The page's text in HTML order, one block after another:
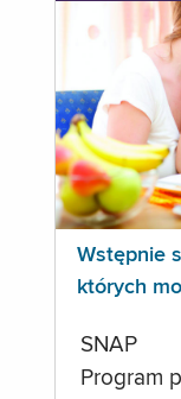
Wstępnie
których
SNAP
Program